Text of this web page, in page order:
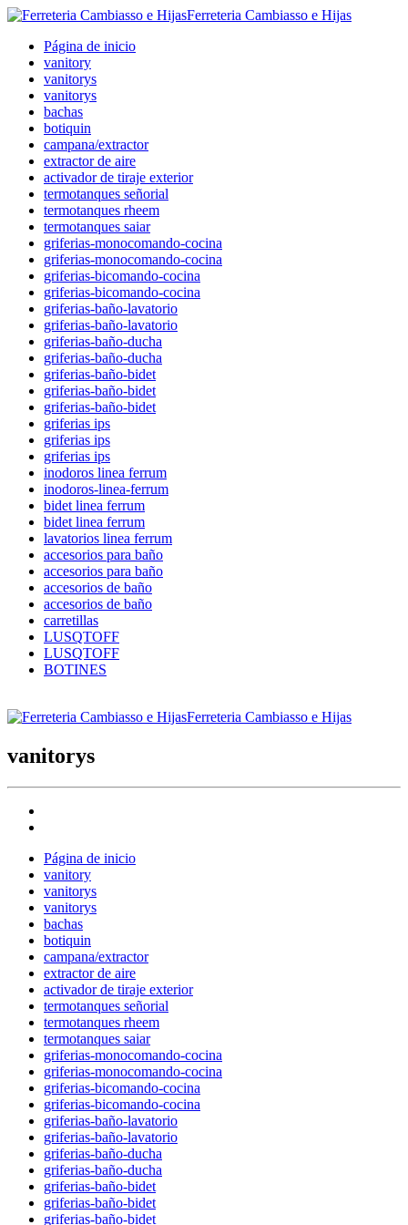
Ferreteria Cambiasso e Hijas
Página de inicio
vanitory
vanitorys
vanitorys
bachas
botiquin
campana/extractor
extractor de aire
activador de tiraje exterior
termotanques señorial
termotanques rheem
termotanques saiar
griferias-monocomando-cocina
griferias-monocomando-cocina
griferias-bicomando-cocina
griferias-bicomando-cocina
griferias-baño-lavatorio
griferias-baño-lavatorio
griferias-baño-ducha
griferias-baño-ducha
griferias-baño-bidet
griferias-baño-bidet
griferias-baño-bidet
griferias ips
griferias ips
griferias ips
inodoros linea ferrum
inodoros-linea-ferrum
bidet linea ferrum
bidet linea ferrum
lavatorios linea ferrum
accesorios para baño
accesorios para baño
accesorios de baño
accesorios de baño
carretillas
LUSQTOFF
LUSQTOFF
BOTINES
Ferreteria Cambiasso e Hijas
vanitorys
Página de inicio
vanitory
vanitorys
vanitorys
bachas
botiquin
campana/extractor
extractor de aire
activador de tiraje exterior
termotanques señorial
termotanques rheem
termotanques saiar
griferias-monocomando-cocina
griferias-monocomando-cocina
griferias-bicomando-cocina
griferias-bicomando-cocina
griferias-baño-lavatorio
griferias-baño-lavatorio
griferias-baño-ducha
griferias-baño-ducha
griferias-baño-bidet
griferias-baño-bidet
griferias-baño-bidet